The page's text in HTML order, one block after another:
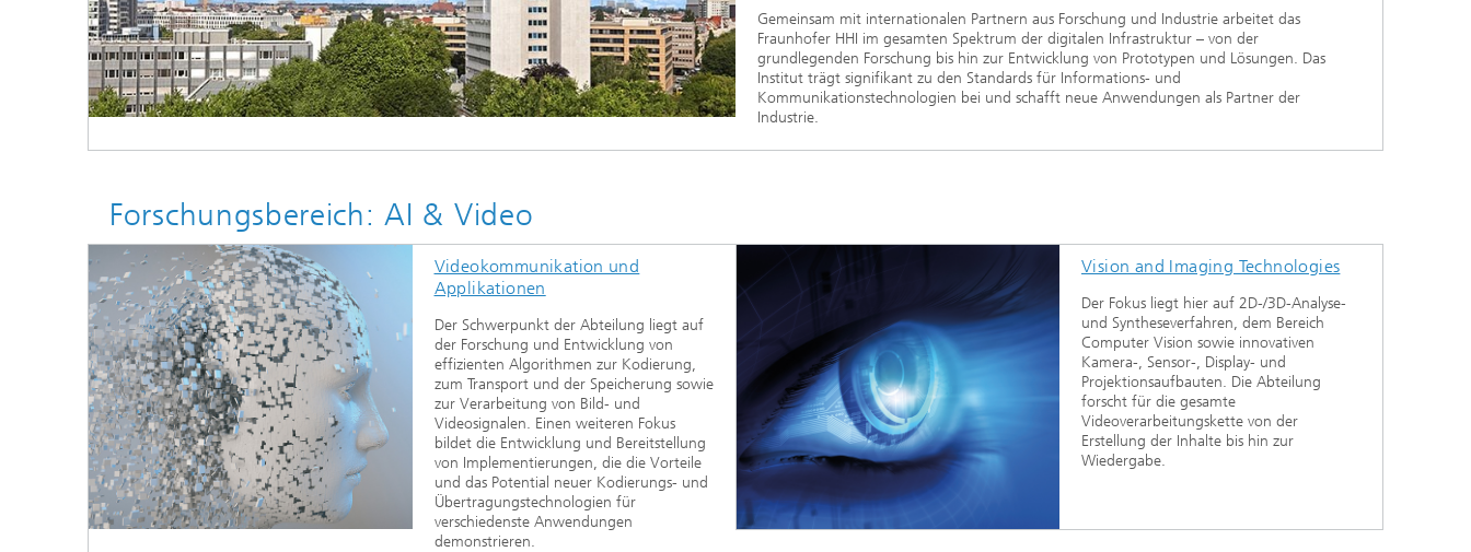
Gemeinsam mit internationalen Partnern aus Forschung und Industrie arbeitet das
Fraunhofer HHI im gesamten Spektrum der digitalen Infrastruktur – von der
grundlegenden Forschung bis hin zur Entwicklung von Prototypen und Lösungen. Das
Institut trägt signifikant zu den Standards für Informations- und
Kommunikationstechnologien bei und schafft neue Anwendungen als Partner der
Industrie.
Forschungsbereich: AI & Video
Videokommunikation und
Applikationen
Der Schwerpunkt der Abteilung liegt auf
der Forschung und Entwicklung von
effizienten Algorithmen zur Kodierung,
zum Transport und der Speicherung sowie
zur Verarbeitung von Bild- und
Videosignalen. Einen weiteren Fokus
bildet die Entwicklung und Bereitstellung
von Implementierungen, die die Vorteile
und das Potential neuer Kodierungs- und
Übertragungstechnologien für
verschiedenste Anwendungen
demonstrieren.
Vision and Imaging Technologies
Der Fokus liegt hier auf 2D-/3D-Analyse-
und Syntheseverfahren, dem Bereich
Computer Vision sowie innovativen
Kamera-, Sensor-, Display- und
Projektionsaufbauten. Die Abteilung
forscht für die gesamte
Videoverarbeitungskette von der
Erstellung der Inhalte bis hin zur
Wiedergabe.